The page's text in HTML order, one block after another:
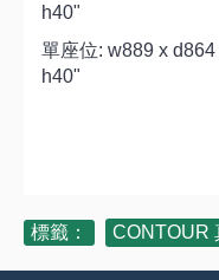
h40"
單座位: w889 x
h40"
標籤： CONTOUR